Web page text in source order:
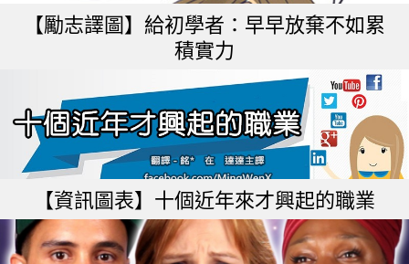
【勵志譯圖】給初學者：早早放棄不如累
積實力
【資訊圖表】十個近年來才興起的職業